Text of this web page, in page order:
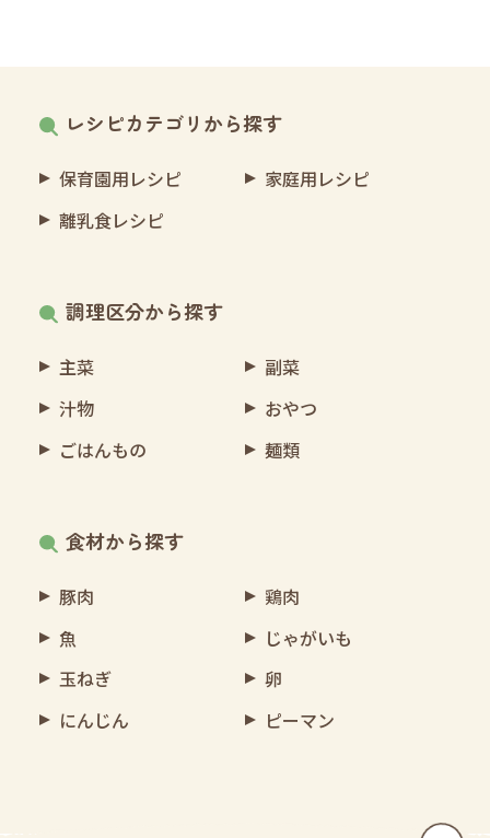
レシピカテゴリから探す
保育園用レシピ
家庭用レシピ
離乳食レシピ
調理区分から探す
主菜
副菜
汁物
おやつ
ごはんもの
麺類
食材から探す
豚肉
鶏肉
魚
じゃがいも
玉ねぎ
卵
にんじん
ピーマン